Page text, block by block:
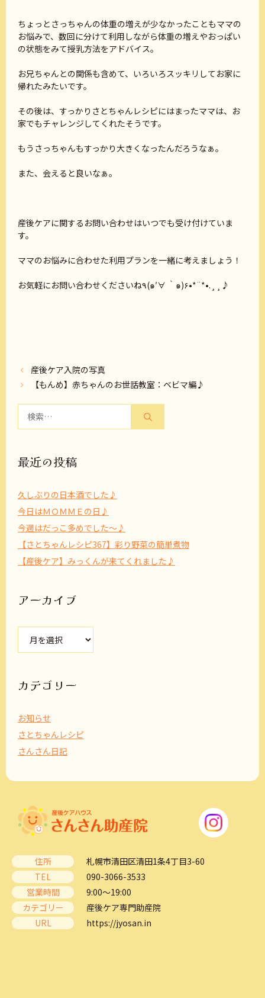
ちょっとさっちゃんの体重の増えが少なかったこともママの
お悩みで、数回に分けて利用しながら体重の増えやおっぱい
の状態をみて授乳方法をアドバイス。
お兄ちゃんとの関係も含めて、いろいろスッキリしてお家に
帰れたみたいです。
その後は、すっかりさとちゃんレシピにはまったママは、お
家でもチャレンジしてくれたそうです。
もうさっちゃんもすっかり大きくなったんだろうなぁ。
また、会えると良いなぁ。
産後ケアに関するお問い合わせはいつでも受け付けていま
す。
ママのお悩みに合わせた利用プランを一緒に考えましょう！
お気軽にお問い合わせくださいね٩(๑′∀ ‵๑)۶•*¨*•.¸¸♪
産後ケア入院の写真
【もんめ】赤ちゃんのお世話教室：ベビマ編♪
最近の投稿
久しぶりの日本酒でした♪
今日はＭＯＭＭＥの日♪
今週はだっこ多めでした～♪
【さとちゃんレシピ367】彩り野菜の簡単煮物
【産後ケア】みっくんが来てくれました♪
アーカイブ
カ
ブ
カテゴリー
お知らせ
さとちゃんレシピ
さんさん日記
住所
札幌市清田区清田1条4丁目3-60
TEL
090-3066-3533
営業時間
9:00～19:00
カテゴリー
産後ケア専門助産院
URL
https://jyosan.in